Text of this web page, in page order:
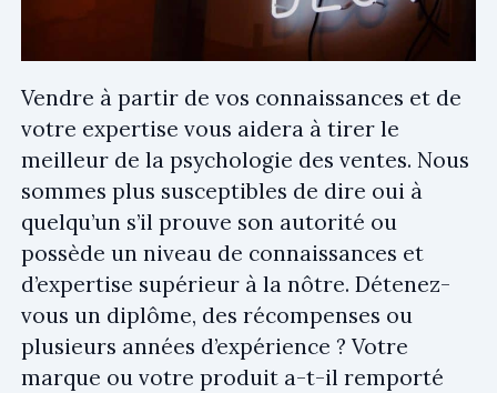
Vendre à partir de vos connaissances et de
votre expertise vous aidera à tirer le
meilleur de la psychologie des ventes. Nous
sommes plus susceptibles de dire oui à
quelqu’un s’il prouve son autorité ou
possède un niveau de connaissances et
d’expertise supérieur à la nôtre. Détenez-
vous un diplôme, des récompenses ou
plusieurs années d’expérience ? Votre
marque ou votre produit a-t-il remporté